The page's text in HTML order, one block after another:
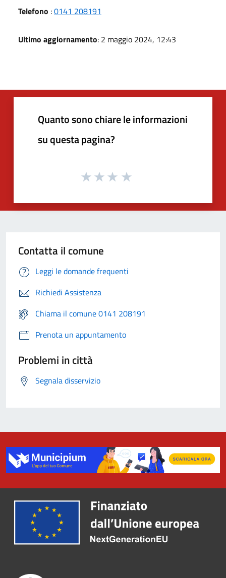
Telefono :0141 208191
Ultimo aggiornamento: 2 maggio 2024, 12:43
Quanto sono chiare le informazioni
su questa pagina?
Contatta il comune
Leggi le domande frequenti
Richiedi Assistenza
Chiama il comune 0141 208191
Prenota un appuntamento
Problemi in città
Segnala disservizio